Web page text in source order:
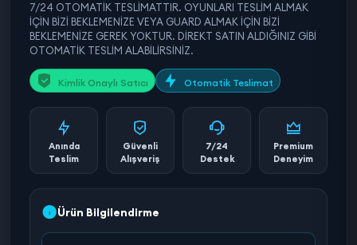
7/24 OTOMATİK TESLİMATTIR. OYUNLARI TESLİM ALMAK
İÇİN BİZİ BEKLEMENİZE VEYA GUARD ALMAK İÇİN BİZİ
BEKLEMENİZE GEREK YOKTUR. DİREKT SATIN ALDIĞINIZ GİBİ
OTOMATİK TESLİM ALABİLİRSİNİZ.
Kimlik Onaylı Satıcı Otomatik Teslimat
Anında
Teslim
Güvenli
Alışveriş
7/24
Destek
Premium
Deneyim
Ürün Bilgilendirme